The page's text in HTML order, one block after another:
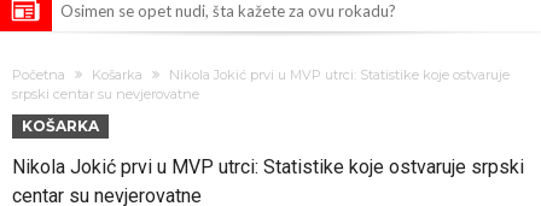
Osimen se opet nudi, šta kažete za ovu rokadu?
Sada je jasno zašto je došao: “Luda” klauzula iz Salahovog ugovora s
Turcima je otkrivena
Predsjednik velikana otkrio pregovore sa Dušanom Vlahovićem
Ronaldo objavio slike iz garaže. “Moje igračke”
Početna Košarka
Nikola Jokić prvi u MVP utrci: Statistike koje ostvaruje
srpski centar su nevjerovatne
KOŠARKA
Nikola Jokić prvi u MVP utrci: Statistike koje ostvaruje srpski
centar su nevjerovatne